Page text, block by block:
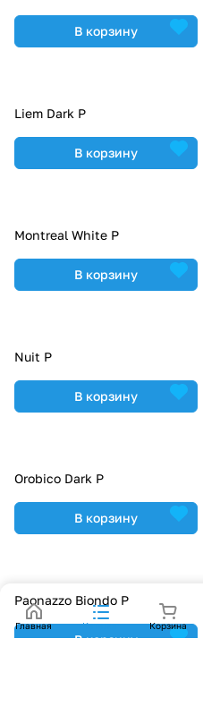
В корзину
Liem Dark P
В корзину
Montreal White P
В корзину
Nuit P
В корзину
Orobico Dark P
В корзину
Paonazzo Biondo P
В корзину